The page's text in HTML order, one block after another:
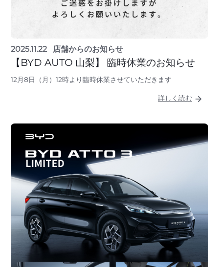
2025.11.22 店舗からのお知らせ
【BYD AUTO 山梨】 臨時休業のお知らせ
12月8日（月）12時より臨時休業させていただきます
詳しく読む